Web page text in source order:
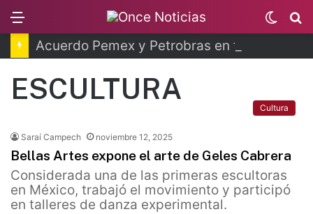
Switch
skin
ESCULTURA
Cultura
Saraí Campech noviembre 12, 2025
Bellas Artes expone el arte de Geles Cabrera
Considerada una de las primeras escultoras
en México, trabajó el movimiento y participó
en talleres de danza experimental.